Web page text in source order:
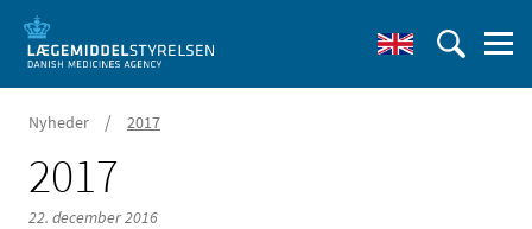
Nyheder / 2017
2017
22. december 2016